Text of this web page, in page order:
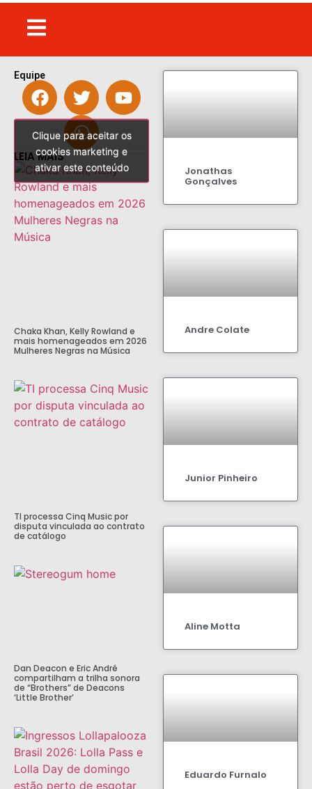
Equipe
Clique para aceitar os
cookies marketing e
ativar este conteúdo
Clique para aceitar os
cookies marketing e
ativar este conteúdo
LEIA MAIS
Chaka Khan, Kelly Rowland e
mais homenageados em 2026
Mulheres Negras na Música
TI processa Cinq Music por
disputa vinculada ao contrato
de catálogo
Dan Deacon e Eric André
compartilham a trilha sonora
de “Brothers” de Deacons
‘Little Brother’
Jonathas
Gonçalves
Andre Colate
Junior Pinheiro
Aline Motta
Eduardo Furnalo